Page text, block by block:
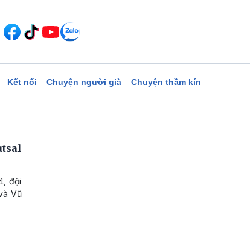
Kết nối Chuyện người già Chuyện thầm kín
đội
Vũ